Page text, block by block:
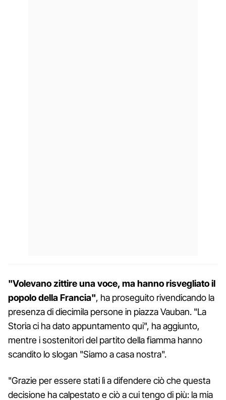
"Volevano zittire una voce, ma hanno risvegliato il
popolo della Francia", ha proseguito rivendicando la
presenza di diecimila persone in piazza Vauban. "La
Storia ci ha dato appuntamento qui", ha aggiunto,
mentre i sostenitori del partito della fiamma hanno
scandito lo slogan "Siamo a casa nostra".
"Grazie per essere stati lì a difendere ciò che questa
decisione ha calpestato e ciò a cui tengo di più: la mia